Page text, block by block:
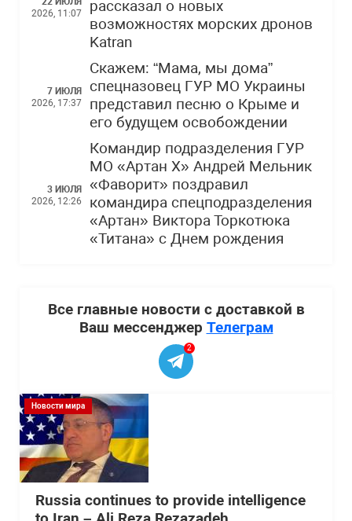
2026, 11:07
рассказал о новых
возможностях морских дронов
Katran
7 ИЮЛЯ
2026, 17:37
Скажем: “Мама, мы дома”
спецназовец ГУР МО Украины
представил песню о Крыме и
его будущем освобождении
3 ИЮЛЯ
2026, 12:26
Командир подразделения ГУР
МО «Артан Х» Андрей Мельник
«Фаворит» поздравил
командира спецподразделения
«Артан» Виктора Торкотюка
«Титана» с Днем рождения
Все главные новости с доставкой в
Ваш мессенджер Телеграм
2
Новости мира
Russia continues to provide intelligence